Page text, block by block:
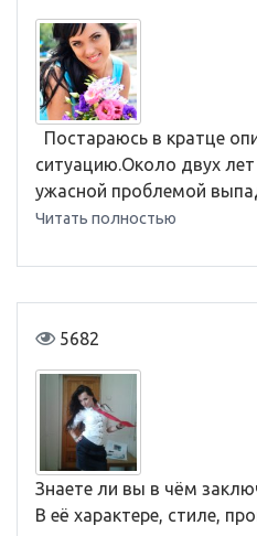
Постараюсь в кратце
ситуацию.Около двух
ужасной проблемой
Читать полностью
5682
Знаете ли вы в чём
В её характере, стиле,